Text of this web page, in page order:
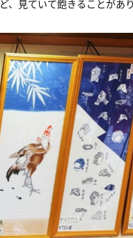
、見ていて飽きることがあり